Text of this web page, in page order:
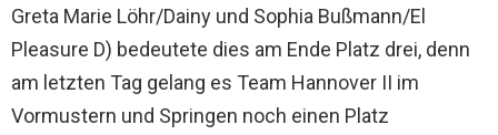
Greta Marie Löhr/Dainy und Sophia Bußmann/El
Pleasure D) bedeutete dies am Ende Platz drei, denn
am letzten Tag gelang es Team Hannover II im
Vormustern und Springen noch einen Platz